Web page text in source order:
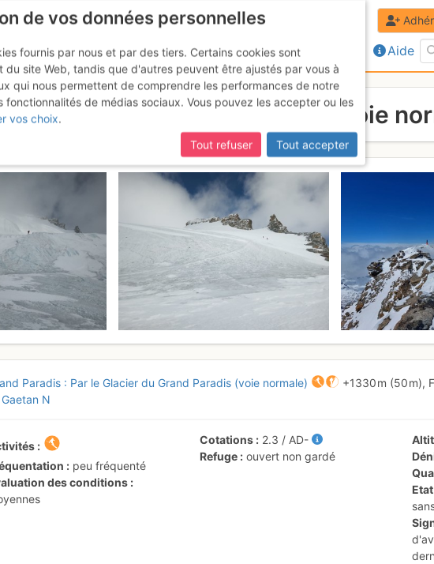
Aide
le Glacier du Grand Paradis (voie
Paradis : Par le Glacier du Grand Paradis (voie normale) +1330 m (50 m), F
Gaetan N
peu fréquenté
des conditions
Cotations 2.3 / AD-
Refuge
ouvert non gardé
de vos données personnelles
fournis par nous et par des tiers. Certains cookies sont
du site Web, tandis que d'autres peuvent être ajustés par vous à
qui nous permettent de comprendre les performances de notre
fonctionnalités de médias sociaux. Vous pouvez les accepter ou les
vos choix.
Tout refuser
Tout accepter